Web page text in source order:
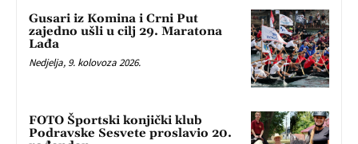
Gusari iz Komina i Crni Put
zajedno ušli u cilj 29. Maratona
Lađa
Nedjelja, 9. kolovoza 2026.
FOTO Športski konjički klub
Podravske Sesvete proslavio 20.